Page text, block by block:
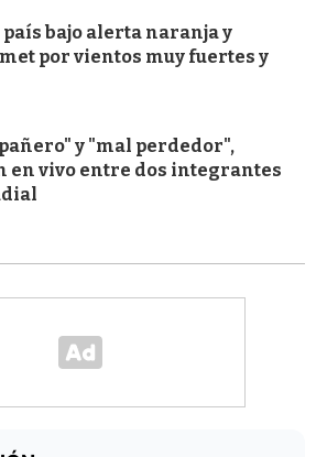
bajo alerta naranja y
por vientos muy fuertes y
y "mal perdedor",
en vivo entre dos integrantes